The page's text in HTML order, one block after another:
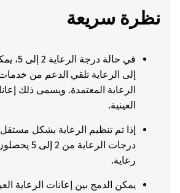
نظرة سريعة
في حالة
إلى الرعاية تلقي الدعم من
الرعاية المعتمدة. ويسمى ذلك
العينية.
إذا تم تنظيم الرعاية بشكل
درجات الرعاية
رعاية.
يمكن الدمج بين إعانات الرعاية